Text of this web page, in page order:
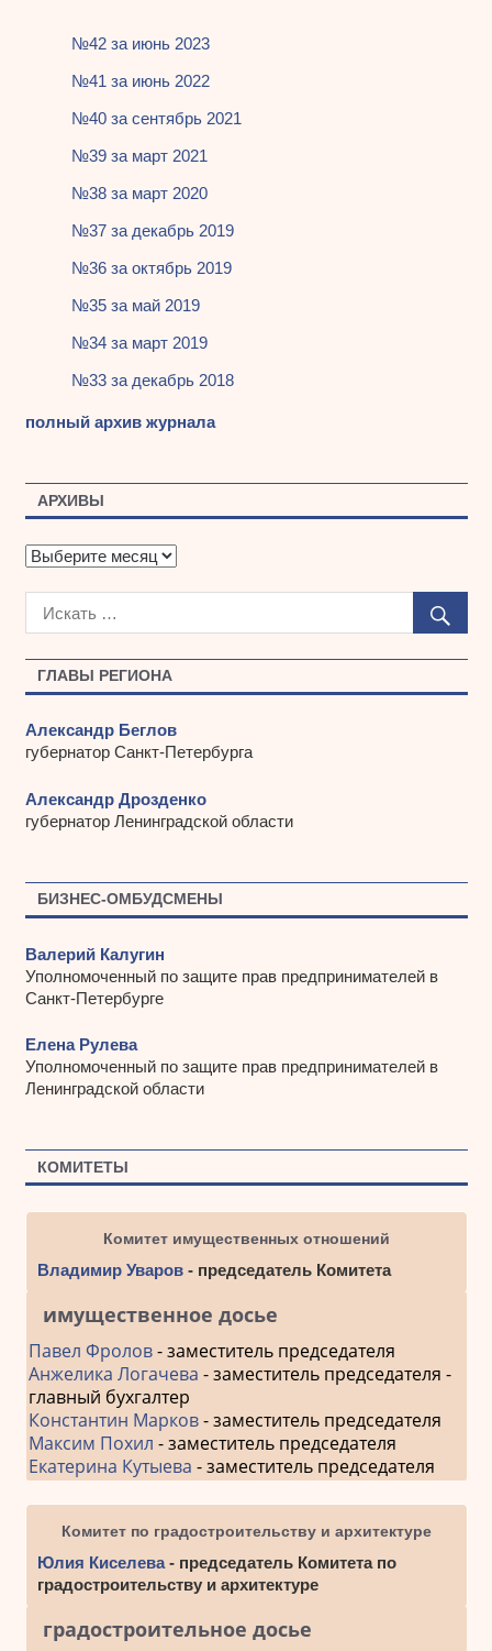
ГЛАВЫ РЕГИОНА
Александр Беглов
губернатор Санкт-Петербурга
Александр Дрозденко
губернатор Ленинградской области
БИЗНЕС-ОМБУДСМЕНЫ
Валерий Калугин
Уполномоченный по защите прав предпринимателей в
Санкт-Петербурге
Елена Рулева
Уполномоченный по защите прав предпринимателей в
Ленинградской области
КОМИТЕТЫ
Комитет имущественных отношений
Владимир Уваров- председатель Комитета
имущественное досье
Павел Фролов- заместитель председателя
Анжелика Логачева - заместитель председателя -
главный бухгалтер
Константин Марков- заместитель председателя
Максим Похил - заместитель председателя
Екатерина Кутыева - заместитель председателя
Комитет по градостроительству и архитектуре
Юлия Киселева- председатель Комитета по
градостроительству и архитектуре
градостроительное досье
№42 за июнь 2023
№41 за июнь 2022
№40 за сентябрь 2021
№39 за март 2021
№38 за март 2020
№37 за декабрь 2019
№36 за октябрь 2019
№35 за май 2019
№34 за март 2019
№33 за декабрь 2018
полный архив журнала
АРХИВЫ
А
х
ы